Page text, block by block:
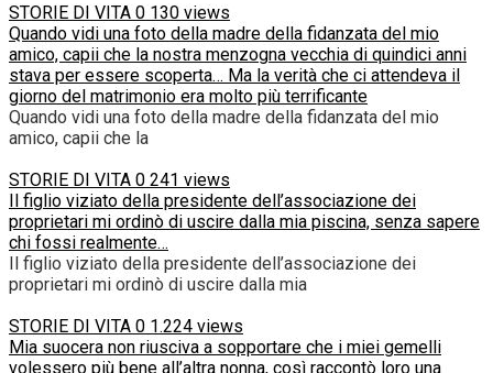
STORIE DI VITA 0 130 views
Quando vidi una foto della madre della fidanzata del mio
amico, capii che la nostra menzogna vecchia di quindici anni
stava per essere scoperta… Ma la verità che ci attendeva il
giorno del matrimonio era molto più terrificante
Quando vidi una foto della madre della fidanzata del mio
amico, capii che la
STORIE DI VITA 0 241 views
Il figlio viziato della presidente dell’associazione dei
proprietari mi ordinò di uscire dalla mia piscina, senza sapere
chi fossi realmente…
Il figlio viziato della presidente dell’associazione dei
proprietari mi ordinò di uscire dalla mia
STORIE DI VITA 0 1.224 views
Mia suocera non riusciva a sopportare che i miei gemelli
volessero più bene all’altra nonna, così raccontò loro una